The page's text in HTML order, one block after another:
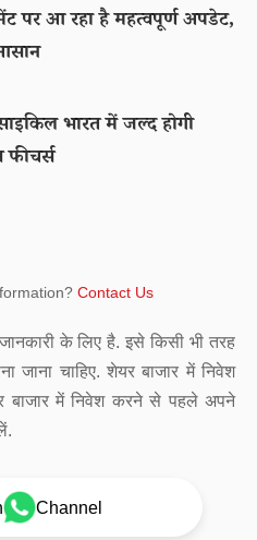
आ रहा है महत्वपूर्ण अपडेट,
भारत में जल्द होगी
Contact Us
के लिए है. इसे किसी भी तरह
जाना चाहिए. शेयर बाजार में निवेश
बाजार में निवेश करने से पहले अपने
Channel